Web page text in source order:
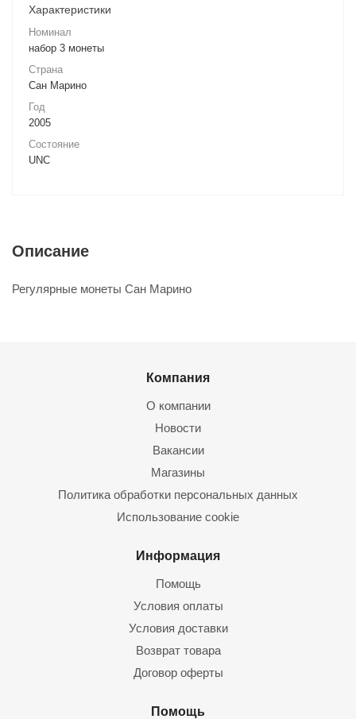
Характеристики
Номинал
набор 3 монеты
Страна
Сан Марино
Год
2005
Состояние
UNC
Описание
Регулярные монеты Сан Марино
Компания
О компании
Новости
Вакансии
Магазины
Политика обработки персональных данных
Использование cookie
Информация
Помощь
Условия оплаты
Условия доставки
Возврат товара
Договор оферты
Помощь